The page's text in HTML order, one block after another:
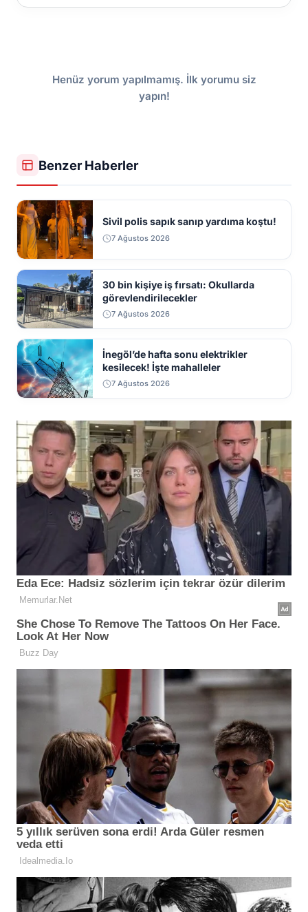
Henüz yorum yapılmamış. İlk yorumu siz
yapın!
Benzer Haberler
Sivil polis sapık sanıp yardıma koştu!
7 Ağustos 2026
30 bin kişiye iş fırsatı: Okullarda
görevlendirilecekler
7 Ağustos 2026
İnegöl’de hafta sonu elektrikler
kesilecek! İşte mahalleler
7 Ağustos 2026